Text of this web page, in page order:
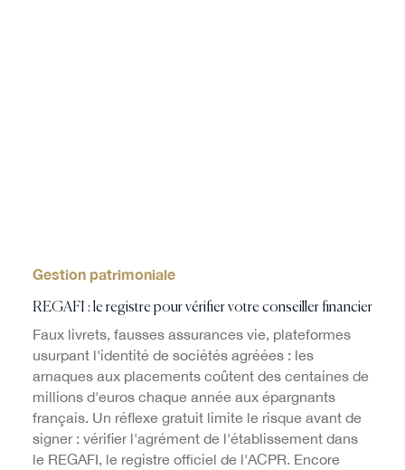
Gestion patrimoniale
REGAFI : le registre pour vérifier votre conseiller financier
Faux livrets, fausses assurances vie, plateformes
usurpant l'identité de sociétés agréées : les
arnaques aux placements coûtent des centaines de
millions d'euros chaque année aux épargnants
français. Un réflexe gratuit limite le risque avant de
signer : vérifier l'agrément de l'établissement dans
le REGAFI, le registre officiel de l'ACPR. Encore